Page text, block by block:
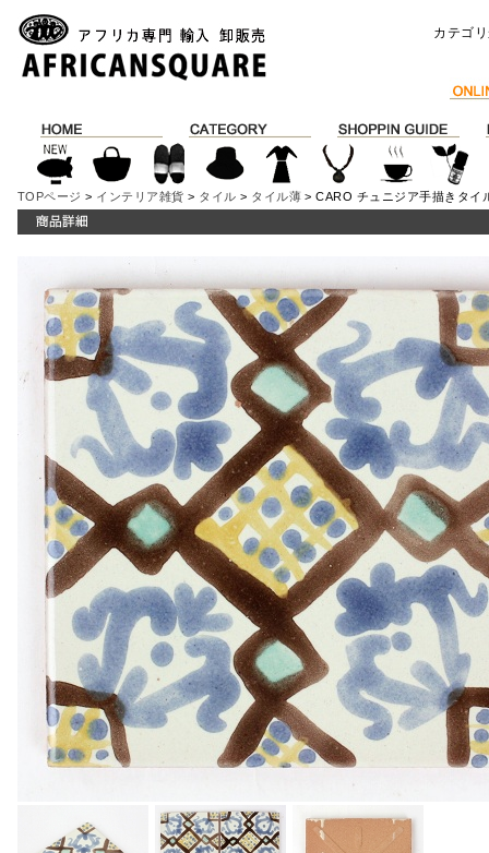
カテゴ
TOPページ > インテリア雑貨 > タイル > タイル薄 > CARO チュニジア手描きタイ